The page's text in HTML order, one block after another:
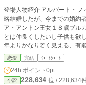
登場人物紹介 アルバート・フィニー王太子２０歳ファンタジア王国王太子で政
略結婚したが、今までの婚約者
ア・アントン王女１８歳ブル
とは仲良くしたいし子供も欲しいと思っている
年よりかなり若く見える、有能で王太子
すが、女の私は覚悟決めて待っ
拒否されたの
恋愛 完結 ｼｮｰﾄｼｮｰﾄ
24h.ポイント 0pt
小説 228,634 位 / 228,634